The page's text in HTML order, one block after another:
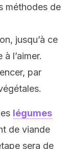
méthodes de
jusqu’à ce
l’aimer.
par
légumes
de viande
sera de